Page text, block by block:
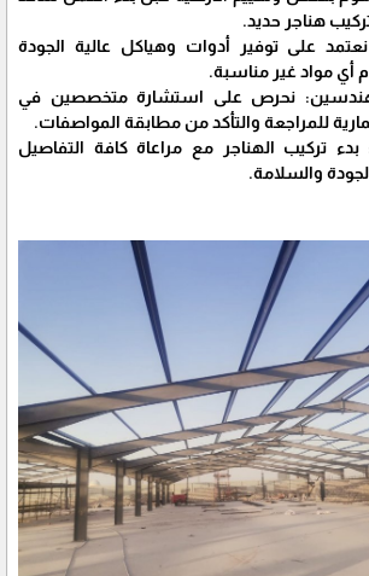
هناجر حديد.
نعتمد على توفير أدوات وهياكل عالية الجودة
أي مواد غير مناسبة.
نحرص على استشارة متخصصين في
للمراجعة والتأكد من مطابقة المواصفات.
بدء تركيب الهناجر مع مراعاة كافة التفاصيل
والسلامة.